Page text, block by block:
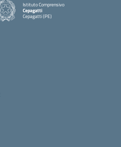
Istituto Comprensivo
Cepagatti
Cepagatti (PE)
— Visita la pagina iniziale della scuola